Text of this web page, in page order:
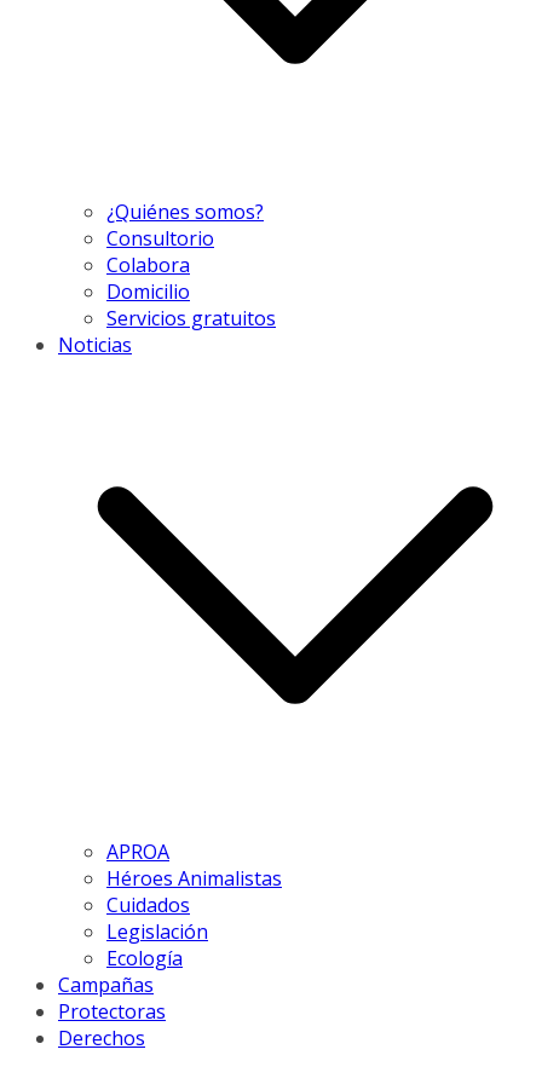
¿Quiénes somos?
Consultorio
Colabora
Domicilio
Servicios gratuitos
Noticias
APROA
Héroes Animalistas
Cuidados
Legislación
Ecología
Campañas
Protectoras
Derechos